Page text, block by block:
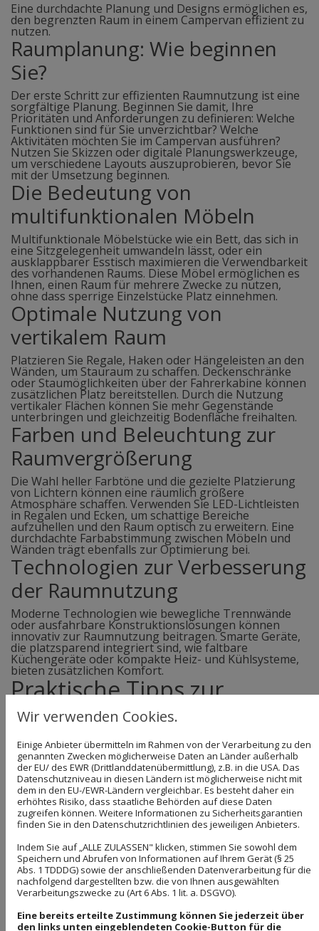
Eine durchdachte Planung und Designs ermöglichen es,
den begrenzten Raum in einem Campervan effizient zu
nutzen.
Raumplanung: Wie beginnen
Sie?
Der erste Schritt zur effizienten Raumnutzung ist eine
sorgfältige Planung. Beginnen Sie damit, Ihre
Prioritäten und Anforderungen zu definieren: Welche
Funktionen sind für Sie unverzichtbar? Welche
Aktivitäten möchten Sie im Campervan ausführen?
Nutzen Sie Skizzen oder digitale Planungswerkzeuge,
um verschiedene Layouts auszuprobieren, bevor Sie
mit der Umsetzung beginnen.
Die Bedeutung von
multifunktionalen Möbeln
Multifunktionale Möbelstücke wie ein Bett, das sich in
eine Sitzgelegenheit umwandeln lässt, oder ein
ausklappbarer Esstisch maximieren die Verwendbarkeit
des vorhandenen Raums. Diese Möbel ermöglichen es
Ihnen, einen Raum für mehrere Zwecke zu nutzen,
ohne dass sperrige Einzelstücke Platz einnehmen.
Optimale Nutzung von
vertikalem Raum
Platzieren Sie Regale, Haken oder Hängeleisten an den
Wänden, um Stauraum zu schaffen. Deckenschränke
oder Staumöglichkeiten über der Fahrerkabine können
zusätzlichen Platz bereitstellen. Durch die Nutzung
vertikaler Flächen können Sie mehr Gegenstände
unterbringen und gleichzeitig Bodenfläche freihalten.
Farben und Beleuchtung zur
Raumvergrößerung
Die Wahl heller Farbtöne und die gezielte Platzierung
von Lichtern können eine räumlich größere
Atmosphäre schaffen. Verwenden Sie LED-Lichtleisten
in Regalen und Ecken, um schattige Bereiche
aufzuhellen und den Raum optisch zu erweitern. Eine
durchdachte Farbabstimmung zwischen Möbeln und
Wänden trägt ebenfalls zur Optimierung bei.
Technologien zur Verbesserung
der Raumnutzung
Moderne Technologien wie bewegliche Trennwände
oder ausfahrbare Konstruktionslösungen können
innovativ zur Raumnutzung beitragen. Smarte Geräte,
die platzsparend integriert sind, wie faltbare
Küchengeräte oder kompakte Heiz- und Kühlsysteme,
bieten zusätzlichen Komfort.
Praktische Tipps zur
Raumnutzung im Alltag
Eine durchdachte Organisation bei der Nutzung des
begrenzten Raumes in einem Campervan ist
unerlässlich, um die Balance zwischen Komfort und
Funktionalität zu bewahren. Mit sorgfältig
ausgewählten Lösungen und Strategien lässt sich jeder
verfügbare Zentimeter optimal nutzen.
Effektive Organisation und
Aufbewahrungslösungen
Eine strukturierte Aufbewahrung ist zentral, um
schnellen Zugriff auf häufig benötigte Gegenstände zu
gewährleisten. Investieren Sie in stapelbare Kisten und
Etiketten, um Ihre Utensilien übersichtlich zu sortieren.
Hängesysteme und Netztaschen können zusätzlichen
Stauraum an Wänden schaffen, der ohne diese
Wir verwenden Cookies.
Einige Anbieter übermitteln im Rahmen von der Verarbeitung zu den
genannten Zwecken möglicherweise Daten an Länder außerhalb
der EU/ des EWR (Drittlanddatenübermittlung), z.B. in die USA. Das
Datenschutzniveau in diesen Ländern ist möglicherweise nicht mit
dem in den EU-/EWR-Ländern vergleichbar. Es besteht daher ein
erhöhtes Risiko, dass staatliche Behörden auf diese Daten
zugreifen können. Weitere Informationen zu Sicherheitsgarantien
finden Sie in den Datenschutzrichtlinien des jeweiligen Anbieters.
Indem Sie auf „ALLE ZULASSEN" klicken, stimmen Sie sowohl dem
Speichern und Abrufen von Informationen auf Ihrem Gerät (§ 25
Abs. 1 TDDDG) sowie der anschließenden Datenverarbeitung für die
nachfolgend dargestellten bzw. die von Ihnen ausgewählten
Verarbeitungszwecke zu (Art 6 Abs. 1 lit. a. DSGVO).
Eine bereits erteilte Zustimmung können Sie jederzeit über
den links unten eingeblendeten Cookie-Button für die